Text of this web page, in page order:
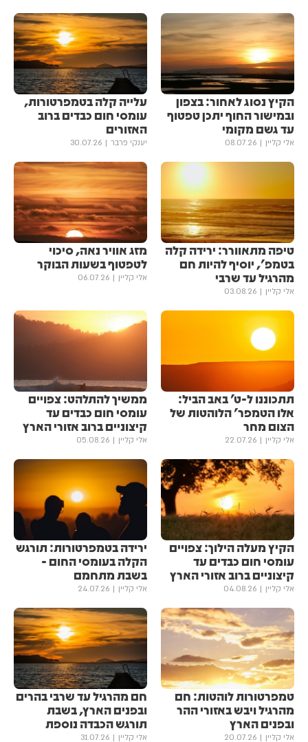
הקיץ נסוג לאחור: בצפון
ובמישור החוף יתכן טפטוף
עד גשם מקומי
אלי קליין 08.07.26
עלייה קלה בטמפרטורות,
עומסי חום כבדים ברוב
האזורים
יענקי פרבר 30.07.26
טיפה מתאוורר: ירידה קלה
בטמפ', יוסיף להיות חם
מהרגיל עד שרבי
אלי קליין 03.08.26
מזג אוויר נאה, סיכוי
לטפטוף בשעות הבוקר
אלי קליין 06.07.26
תתכוננו ל-ט' באב הביל:
אלו הטמפר' הלוהטות של
הצום מחר
אלי קליין 22.07.26
ממשיך להתלהט: צפויים
עומסי חום כבדים עד
קיצוניים ברוב אזורי הארץ
אלי קליין 05.08.26
הקיץ מעלה הילוך: צפויים
עומסי חום כבדים עד
קיצוניים ברוב אזורי הארץ
אלי קליין 04.08.26
ירידה בטמפרטורות: תורגש
הקלה בעומסי החום -
בשבת מתחמם
אלי קליין 24.07.26
טמפרטורות לוהטות: חם
מהרגיל ויבש באזורי ההר
ובפנים הארץ
אלי קליין 20.07.26
חם מהרגיל עד שרבי בהרים
ובפנים הארץ, בשבת
תורגש הכבדה נוספת
אלי קליין 31.07.26